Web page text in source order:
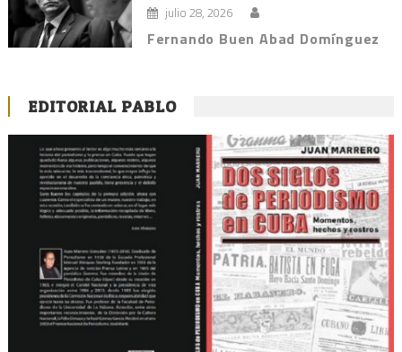
julio 28, 2026
Fernando Buen Abad Domínguez
EDITORIAL PABLO